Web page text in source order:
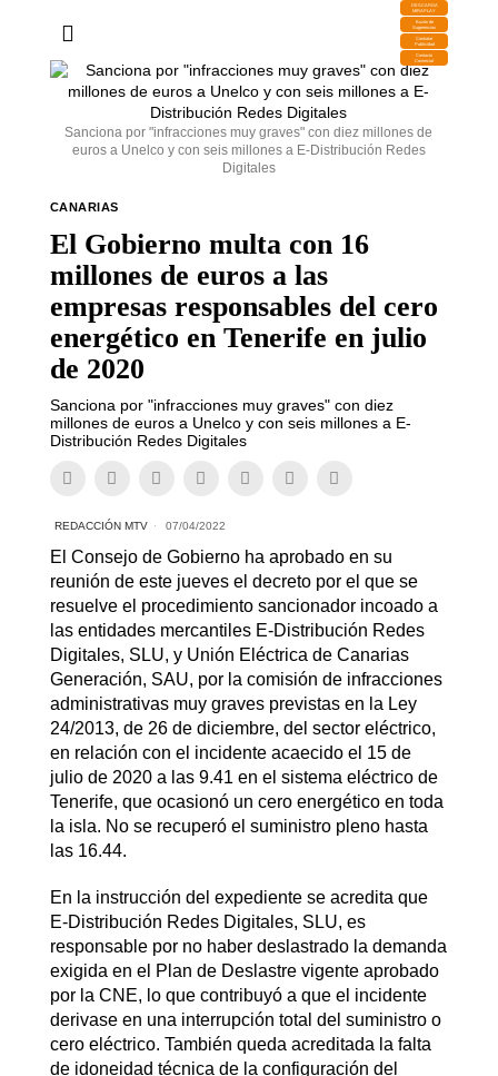
DESCARGA
MIRAPLAY
Buzón de
Sugerencias
Contratar
Publicidad
Contacto
Comercial
Sanciona por "infracciones muy graves" con diez millones de
euros a Unelco y con seis millones a E-Distribución Redes
Digitales
CANARIAS
El Gobierno multa con 16
millones de euros a las
empresas responsables del cero
energético en Tenerife en julio
de 2020
Sanciona por "infracciones muy graves" con diez
millones de euros a Unelco y con seis millones a E-
Distribución Redes Digitales
REDACCIÓN MTV 07/04/2022
El Consejo de Gobierno ha aprobado en su
reunión de este jueves el decreto por el que se
resuelve el procedimiento sancionador incoado a
las entidades mercantiles E-Distribución Redes
Digitales, SLU, y Unión Eléctrica de Canarias
Generación, SAU, por la comisión de infracciones
administrativas muy graves previstas en la Ley
24/2013, de 26 de diciembre, del sector eléctrico,
en relación con el incidente acaecido el 15 de
julio de 2020 a las 9.41 en el sistema eléctrico de
Tenerife, que ocasionó un cero energético en toda
la isla. No se recuperó el suministro pleno hasta
las 16.44.
En la instrucción del expediente se acredita que
E-Distribución Redes Digitales, SLU, es
responsable por no haber deslastrado la demanda
exigida en el Plan de Deslastre vigente aprobado
por la CNE, lo que contribuyó a que el incidente
derivase en una interrupción total del suministro o
cero eléctrico. También queda acreditada la falta
de idoneidad técnica de la configuración del